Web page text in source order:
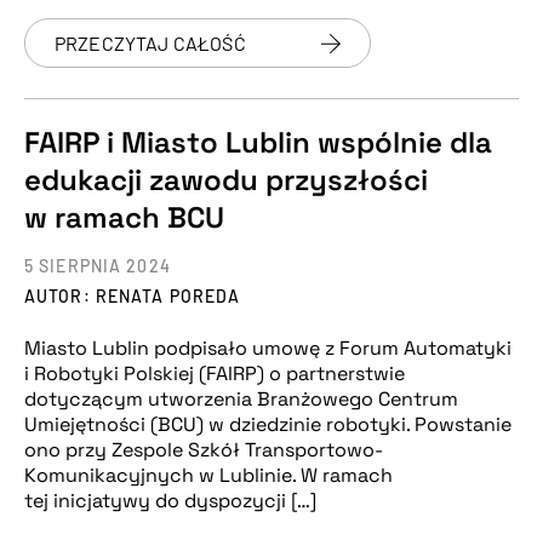
PRZECZYTAJ CAŁOŚĆ
FAIRP i Miasto Lublin wspólnie dla
edukacji zawodu przyszłości
w ramach BCU
AUTOR: RENATA POREDA
5 SIERPNIA 2024
Miasto Lublin podpisało umowę z Forum Automatyki
i Robotyki Polskiej (FAIRP) o partnerstwie
dotyczącym utworzenia Branżowego Centrum
Umiejętności (BCU) w dziedzinie robotyki. Powstanie
ono przy Zespole Szkół Transportowo-
Komunikacyjnych w Lublinie. W ramach
tej inicjatywy do dyspozycji […]